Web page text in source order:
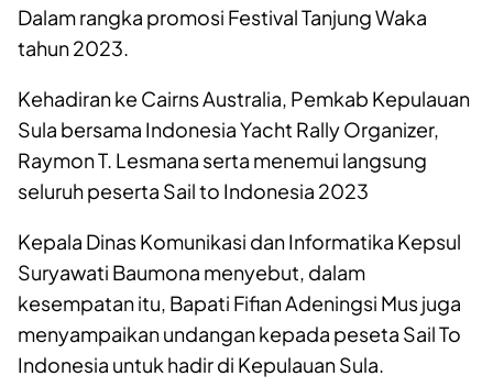
Dalam rangka promosi Festival Tanjung Waka
tahun 2023.
Kehadiran ke Cairns Australia, Pemkab Kepulauan
Sula bersama Indonesia Yacht Rally Organizer,
Raymon T. Lesmana serta menemui langsung
seluruh peserta Sail to Indonesia 2023
Kepala Dinas Komunikasi dan Informatika Kepsul
Suryawati Baumona menyebut, dalam
kesempatan itu, Bapati Fifian Adeningsi Mus juga
menyampaikan undangan kepada peseta Sail To
Indonesia untuk hadir di Kepulauan Sula.